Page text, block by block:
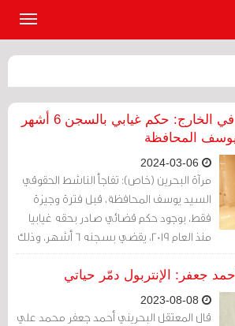
استهداف النشطاء في الخارج: حكم غيابي بالسجن 6 أشهر
المحافظة
مرآة البحرين (خاص): تفاجأ الناشط الحقوقي
السيد يوسف المحافظة، قبل فترة وجيزة
فقط، بوجود حكم قضائي صادر بحقه غيابيا
منذ العام 2019، يقضي بسجنه 6 أشهر، وذلك
بموجب قضية رفعها عبدالعزيز الباكر أحد
ضباط وزارة الداخلية.
جعفر: الإنتربول دمّر حياتي
قال المعتقل البحريني أحمد جعفر محمد علي